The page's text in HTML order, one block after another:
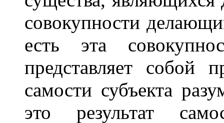
совокупности
есть эта
представляет собой
самости субъекта
это результат